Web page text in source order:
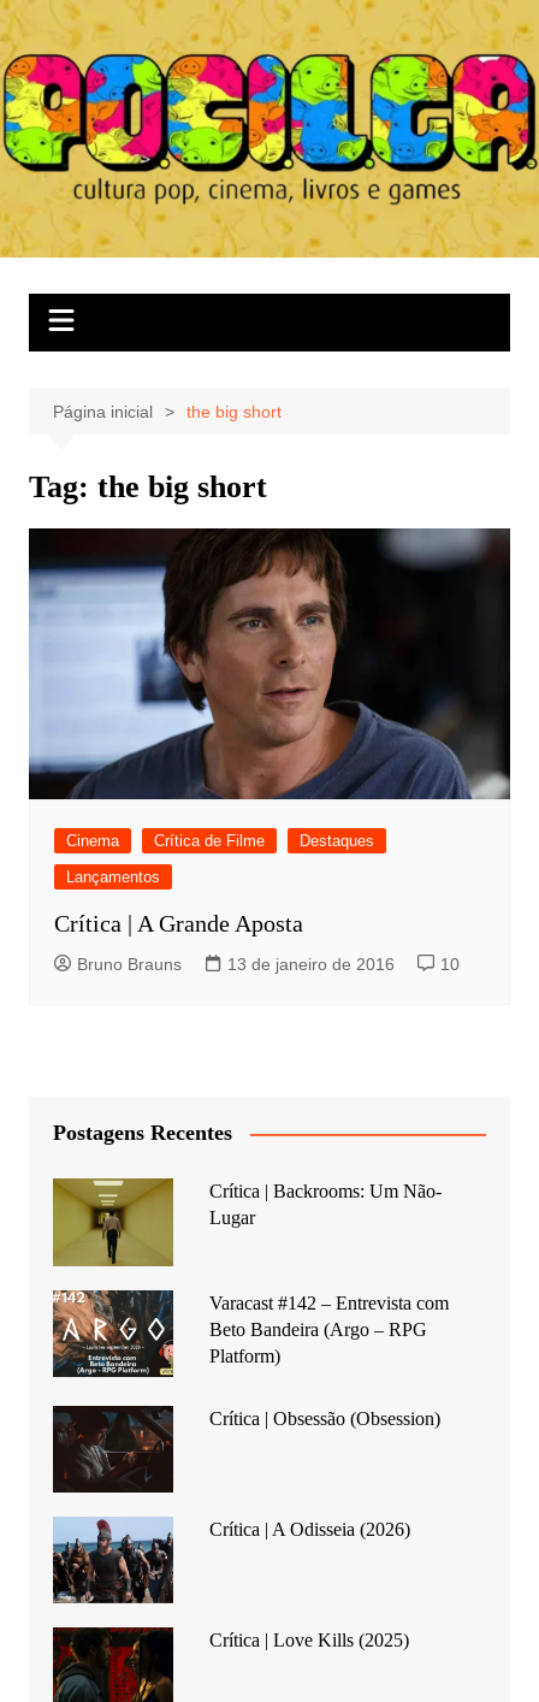
Ir
para
o
conteúdo
Página inicial the big short
Tag: the big short
Cinema Crítica de Filme
Destaques
Lançamentos
Crítica | A Grande Aposta
Bruno Brauns 13 de janeiro de 2016 10
Postagens Recentes
Crítica | Backrooms: Um Não-
Lugar
Varacast #142 – Entrevista com
Beto Bandeira (Argo – RPG
Platform)
Crítica | Obsessão (Obsession)
Crítica | A Odisseia (2026)
Crítica | Love Kills (2025)